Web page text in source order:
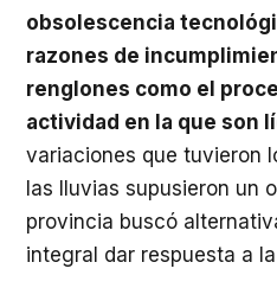
obsolescencia
razones de
renglones como el
actividad en la que son
variaciones que tuvieron
las lluvias supusieron un
provincia buscó
integral dar respuesta a